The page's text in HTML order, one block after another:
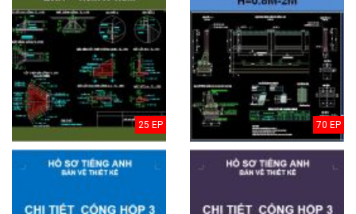
25 EP 70 EP